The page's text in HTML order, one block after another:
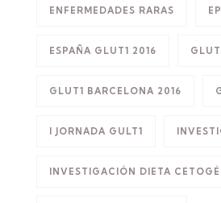
ENFERMEDADES RARAS
ESPAÑA GLUT1 2016
GLUT1 BARCELONA 2016
I JORNADA GULT1
INVESTIGACIÓN DIETA